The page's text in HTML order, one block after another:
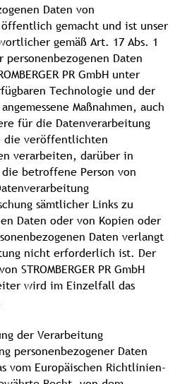
Daten von
öffentlich gemacht und ist unser
gemäß Art. 17 Abs. 1
personenbezogenen Daten
PR GmbH unter
Technologie und der
Maßnahmen, auch
für die Datenverarbeitung
die veröffentlichten
verarbeiten, darüber in
betroffene Person von
sämtlicher Links zu
Daten oder von Kopien oder
Daten verlangt
nicht erforderlich ist. Der
STROMBERGER PR GmbH
wird im Einzelfall das
der Verarbeitung
personenbezogener Daten
vom Europäischen Richtlinien-